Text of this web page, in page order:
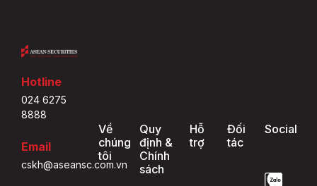
Hotline
024 6275
8888
Email
cskh@aseansc.com.vn
Về
chúng
tôi
Quy
định &
Chính
sách
Hỗ
trợ
Đối
tác
Social